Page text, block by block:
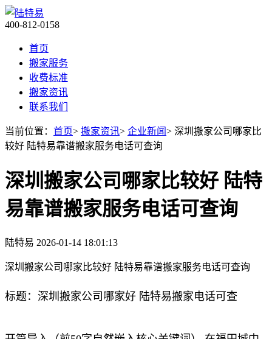
400-812-0158
首页
搬家服务
收费标准
搬家资讯
联系我们
当前位置： 首页> 搬家资讯> 企业新闻> 深圳搬家公司哪家比
较好 陆特易靠谱搬家服务电话可查询
深圳搬家公司哪家比较好 陆特
易靠谱搬家服务电话可查询
陆特易 2026-01-14 18:01:13
深圳搬家公司哪家比较好 陆特易靠谱搬家服务电话可查询
标题：深圳搬家公司哪家好 陆特易搬家电话可查